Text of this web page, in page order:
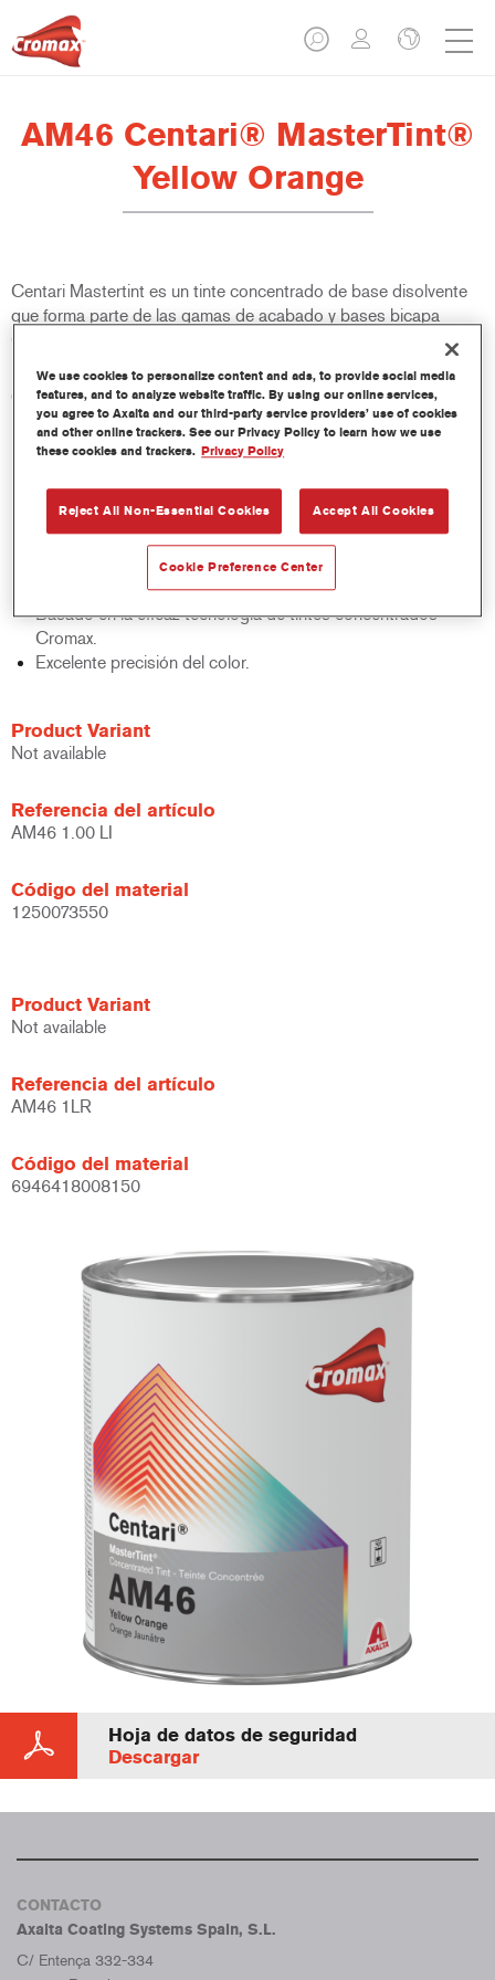
AM46 Centari® MasterTint®
Yellow Orange
Centari Mastertint es un tinte concentrado de base disolvente
que forma parte de las gamas de acabado y bases bicapa
Centari.
Características del producto
Sistema de pintado de base disolvente, único por su
versatilidad y facilidad de uso.
calidades de base disolvente: medios y altos sólidos,
acabados y bases bicapa.
Rápido control de stocks.
Ahorra espacio de almacenamiento.
Basado en la eficaz tecnología de tintes concentrados
Cromax.
Excelente precisión del color.
Product Variant
Not available
Referencia del artículo
AM46 1.00 LI
Código del material
1250073550
Product Variant
Not available
Referencia del artículo
AM46 1LR
Código del material
6946418008150
Hoja de datos de seguridad
Descargar
CONTACTO
Axalta Coating Systems Spain, S.L.
C/ Entença 332-334
We use cookies to personalize content and ads, to provide social media
features, and to analyze website traffic. By using our online services,
you agree to Axalta and our third-party service providers’ use of cookies
and other online trackers. See our Privacy Policy to learn how we use
these cookies and trackers. Privacy Policy
Reject All Non-Essential Cookies Accept All Cookies
Cookie Preference Center